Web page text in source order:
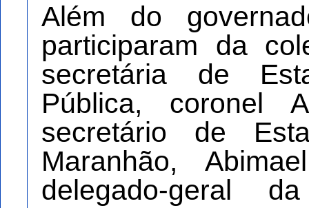
Além do
participaram da
secretária de
Pública, coronel
secretário de
Maranhão,
delegado-geral